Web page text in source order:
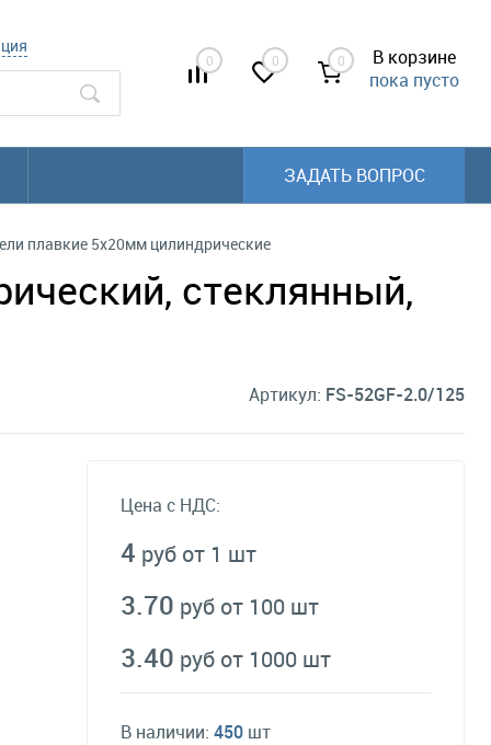
0 0 0
В корзине
пока пусто
ЗАДАТЬ ВОПРОС
плавкие 5x20мм цилиндрические
стеклянный,
Артикул: FS-52GF-2.0/125
Цена с НДС:
4 руб от 1 шт
3.70 руб от 100 шт
3.40 руб от 1000 шт
В наличии: 450 шт